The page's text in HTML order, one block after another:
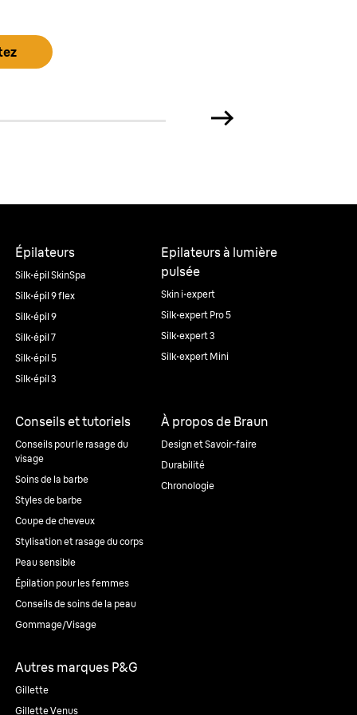
Épilateurs
Silk·épil SkinSpa
Silk·épil 9 flex
Silk·épil 9
Silk·épil 7
Silk·épil 5
Silk·épil 3
Epilateurs à lumière
pulsée
Skin i·expert
Silk·expert Pro 5
Silk·expert 3
Silk·expert Mini
Conseils et tutoriels
Conseils pour le rasage du
visage
Soins de la barbe
Styles de barbe
Coupe de cheveux
Stylisation et rasage du corps
Peau sensible
Épilation pour les femmes
Conseils de soins de la peau
Gommage/Visage
À propos de Braun
Design et Savoir-faire
Durabilité
Chronologie
Autres marques P&G
Gillette
Gillette Venus